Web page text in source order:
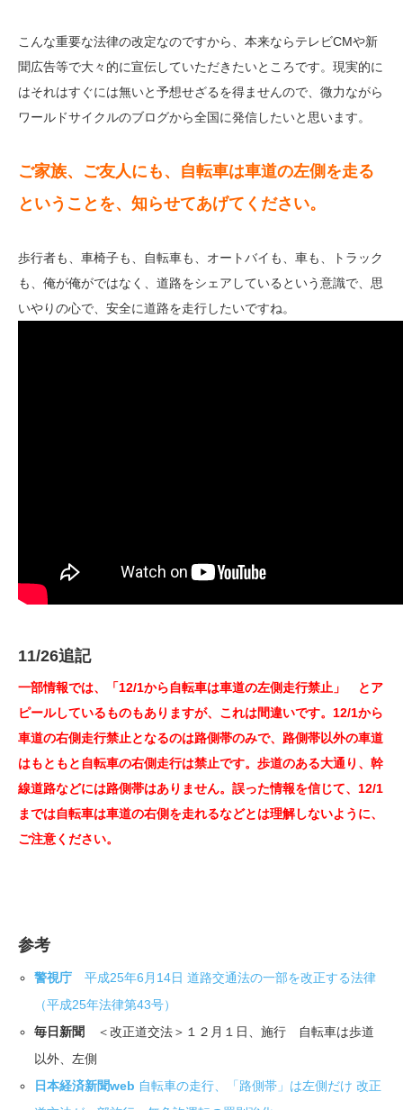
こんな重要な法律の改定なのですから、本来ならテレビCMや新
聞広告等で大々的に宣伝していただきたいところです。現実的に
はそれはすぐには無いと予想せざるを得ませんので、微力ながら
ワールドサイクルのブログから全国に発信したいと思います。
ご家族、ご友人にも、自転車は車道の左側を走る
ということを、知らせてあげてください。
歩行者も、車椅子も、自転車も、オートバイも、車も、トラック
も、俺が俺がではなく、道路をシェアしているという意識で、思
いやりの心で、安全に道路を走行したいですね。
11/26追記
一部情報では、「12/1から自転車は車道の左側走行禁止」 とア
ピールしているものもありますが、これは間違いです。12/1から
車道の右側走行禁止となるのは路側帯のみで、路側帯以外の車道
はもともと自転車の右側走行は禁止です。歩道のある大通り、幹
線道路などには路側帯はありません。誤った情報を信じて、12/1
までは自転車は車道の右側を走れるなどとは理解しないように、
ご注意ください。
参考
警視庁 平成25年6月14日 道路交通法の一部を改正する法律
（平成25年法律第43号）
毎日新聞 ＜改正道交法＞１２月１日、施行 自転車は歩道
以外、左側
日本経済新聞web 自転車の走行、「路側帯」は左側だけ 改正